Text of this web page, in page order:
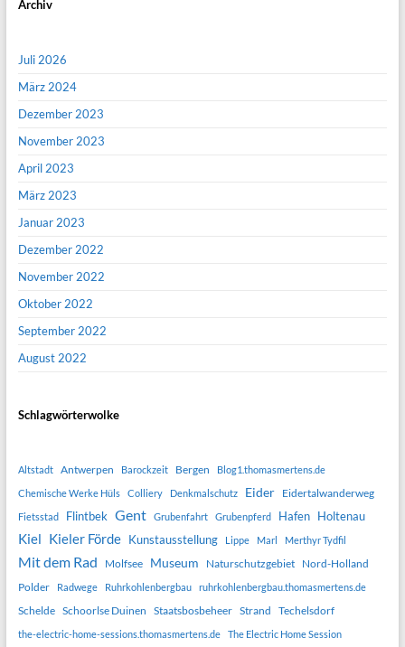
Archiv
Juli 2026
März 2024
Dezember 2023
November 2023
April 2023
März 2023
Januar 2023
Dezember 2022
November 2022
Oktober 2022
September 2022
August 2022
Schlagwörterwolke
Altstadt Antwerpen Barockzeit Bergen
Blog1.thomasmertens.de
Chemische Werke Hüls
Colliery Denkmalschutz Eider Eidertalwanderweg
Fietsstad Flintbek Gent Grubenfahrt Grubenpferd Hafen Holtenau
Kiel Kieler Förde Kunstausstellung Lippe Marl Merthyr Tydfil
Mit dem Rad Molfsee Museum Naturschutzgebiet
Nord-Holland
Polder
Radwege Ruhrkohlenbergbau ruhrkohlenbergbau.thomasmertens.de
Schelde Schoorlse Duinen Staatsbosbeheer Strand Techelsdorf
the-electric-home-sessions.thomasmertens.de
The Electric Home Session